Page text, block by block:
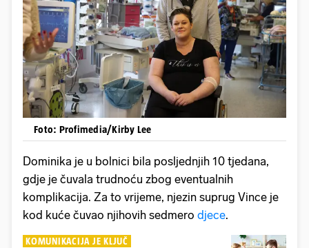
Foto: Profimedia/Kirby Lee
Dominika je u bolnici bila posljednjih 10 tjedana,
gdje je čuvala trudnoću zbog eventualnih
komplikacija. Za to vrijeme, njezin suprug Vince je
kod kuće čuvao njihovih sedmero djece.
KOMUNIKACIJA JE KLJUČ